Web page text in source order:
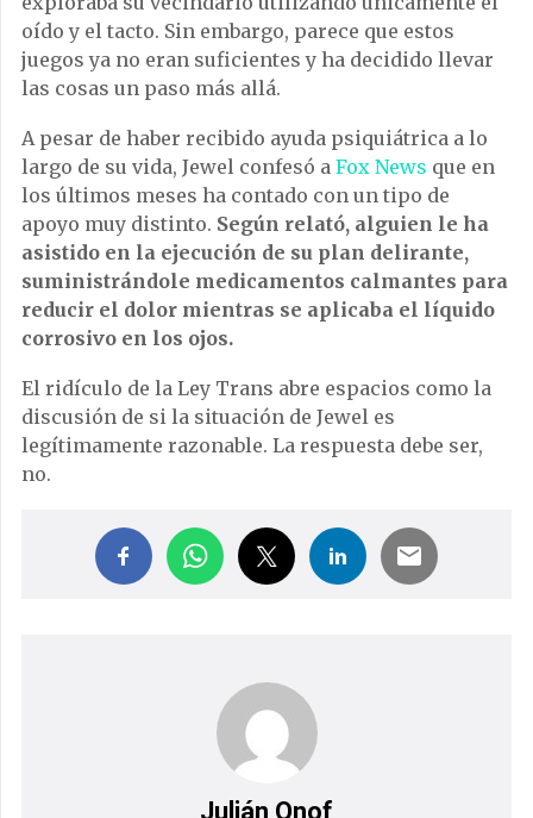
oído y el tacto. Sin embargo, parece que estos
juegos ya no eran suficientes y ha decidido llevar
las cosas un paso más allá.
A pesar de haber recibido ayuda psiquiátrica a lo
largo de su vida, Jewel confesó a Fox News que en
los últimos meses ha contado con un tipo de
apoyo muy distinto. Según relató, alguien le ha
asistido en la ejecución de su plan delirante,
suministrándole medicamentos calmantes para
reducir el dolor mientras se aplicaba el líquido
corrosivo en los ojos.
El ridículo de la Ley Trans abre espacios como la
discusión de si la situación de Jewel es
legítimamente razonable. La respuesta debe ser,
no.
Julián Onof